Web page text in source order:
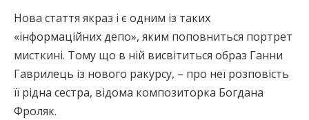
Нова стаття якраз і є одним із таких
«інформаційних депо», яким поповниться портрет
мисткині. Тому що в ній висвітиться образ Ганни
Гаврилець із нового ракурсу, – про неї розповість
її рідна сестра, відома композиторка Богдана
Фроляк.